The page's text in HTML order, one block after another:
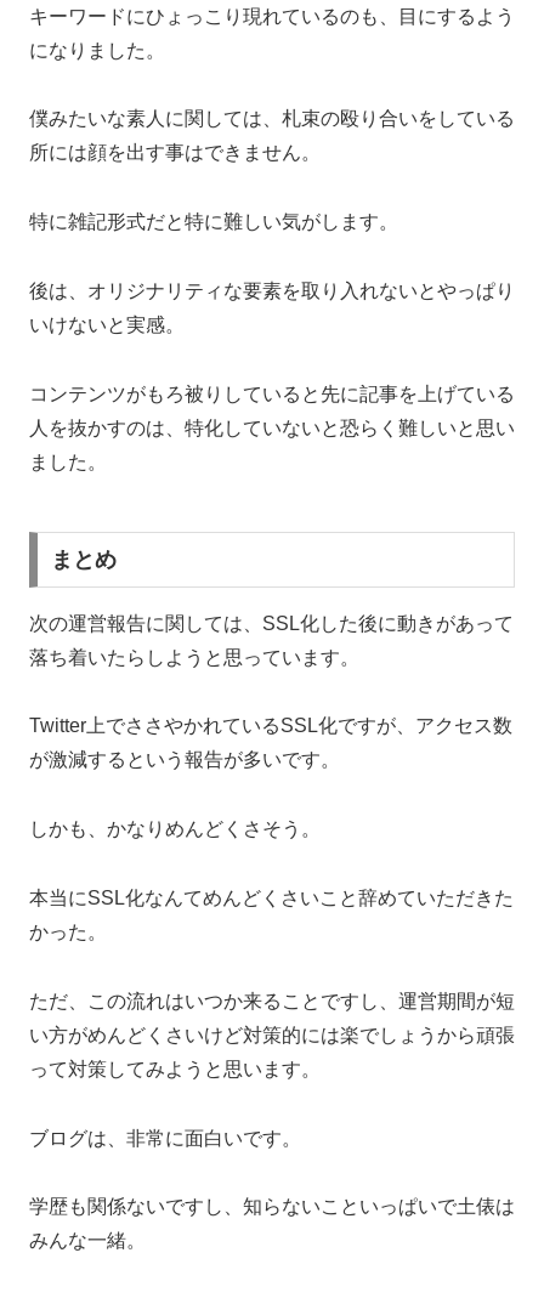
キーワードにひょっこり現れているのも、目にするよう
になりました。
僕みたいな素人に関しては、札束の殴り合いをしている
所には顔を出す事はできません。
特に雑記形式だと特に難しい気がします。
後は、オリジナリティな要素を取り入れないとやっぱり
いけないと実感。
コンテンツがもろ被りしていると先に記事を上げている
人を抜かすのは、特化していないと恐らく難しいと思い
ました。
まとめ
次の運営報告に関しては、SSL化した後に動きがあって
落ち着いたらしようと思っています。
Twitter上でささやかれているSSL化ですが、アクセス数
が激減するという報告が多いです。
しかも、かなりめんどくさそう。
本当にSSL化なんてめんどくさいこと辞めていただきた
かった。
ただ、この流れはいつか来ることですし、運営期間が短
い方がめんどくさいけど対策的には楽でしょうから頑張
って対策してみようと思います。
ブログは、非常に面白いです。
学歴も関係ないですし、知らないこといっぱいで土俵は
みんな一緒。